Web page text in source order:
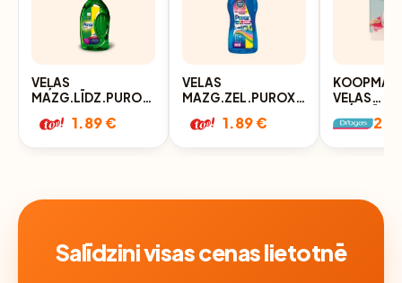
VEĻAS
MAZG.LĪDZ.PUROX
1.89 €
VELAS
MAZG.ZEL.PUROX
1.89 €
KOOPMAN
VEĻAS
2GAB.
Salīdzini visas cenas lietotnē